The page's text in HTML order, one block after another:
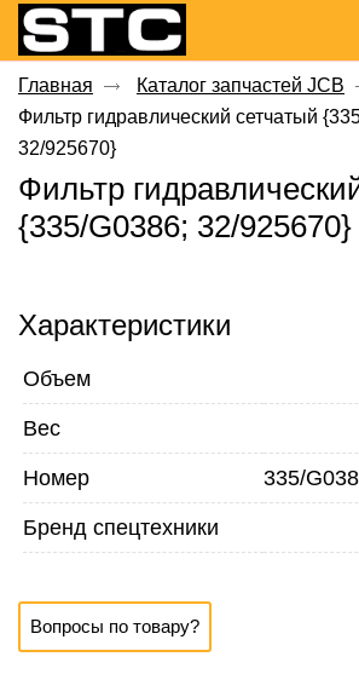
Главная Каталог запчастей JCB
Фильтр гидравлический сетчатый
32/925670}
Фильтр
{335/G0386; 32/925670}
Характеристики
Объем
Вес
Номер 335/
Бренд спецтехники
Вопросы по товару?